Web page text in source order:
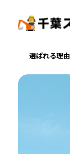
選ばれる理由